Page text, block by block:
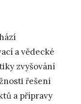
a vědecké
zvyšování
řešení
a přípravy